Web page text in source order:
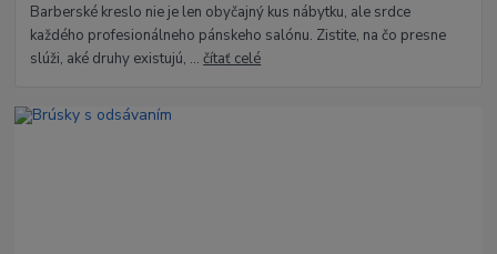
Barberské kreslo nie je len obyčajný kus nábytku, ale srdce
každého profesionálneho pánskeho salónu. Zistite, na čo presne
slúži, aké druhy existujú, ...čítať celé